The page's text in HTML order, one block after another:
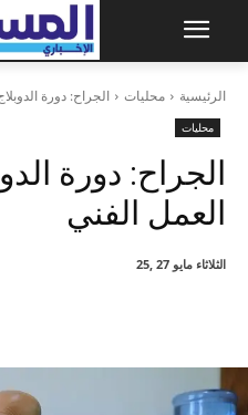
الرئيسية محليات الجراح: دورة
محليات
الجراح: دورة
العمل الفني
الثلاثاء مايو 27 ,25